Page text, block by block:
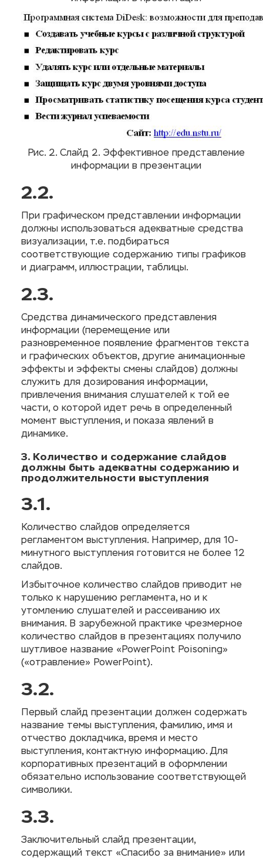
Рис. 2. Слайд 2. Эффективное представление
информации в презентации
2.2.
При графическом представлении информации
должны использоваться адекватные средства
визуализации, т.е. подбираться
соответствующие содержанию типы графиков
и диаграмм, иллюстрации, таблицы.
2.3.
Средства динамического представления
информации (перемещение или
разновременное появление фрагментов текста
и графических объектов, другие анимационные
эффекты и эффекты смены слайдов) должны
служить для дозирования информации,
привлечения внимания слушателей к той ее
части, о которой идет речь в определенный
момент выступления, и показа явлений в
динамике.
3. Количество и содержание слайдов
должны быть адекватны содержанию и
продолжительности выступления
3.1.
Количество слайдов определяется
регламентом выступления. Например, для 10-
минутного выступления готовится не более 12
слайдов.
Избыточное количество слайдов приводит не
только к нарушению регламента, но и к
утомлению слушателей и рассеиванию их
внимания. В зарубежной практике чрезмерное
количество слайдов в презентациях получило
шутливое название «PowerPoint Poisoning»
(«отравление» PowerPoint).
3.2.
Первый слайд презентации должен содержать
название темы выступления, фамилию, имя и
отчество докладчика, время и место
выступления, контактную информацию. Для
корпоративных презентаций в оформлении
обязательно использование соответствующей
символики.
3.3.
Заключительный слайд презентации,
содержащий текст «Спасибо за внимание» или